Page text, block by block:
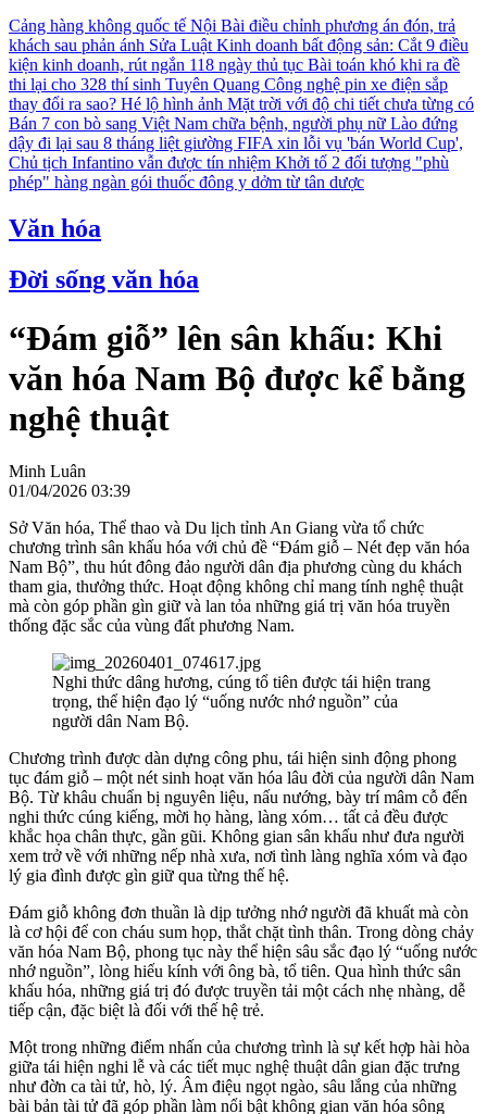
Cảng hàng không quốc tế Nội Bài điều chỉnh phương án đón, trả
khách sau phản ánh Sửa Luật Kinh doanh bất động sản: Cắt 9 điều
kiện kinh doanh, rút ngắn 118 ngày thủ tục Bài toán khó khi ra đề
thi lại cho 328 thí sinh Tuyên Quang Công nghệ pin xe điện sắp
thay đổi ra sao? Hé lộ hình ảnh Mặt trời với độ chi tiết chưa từng có
Bán 7 con bò sang Việt Nam chữa bệnh, người phụ nữ Lào đứng
dậy đi lại sau 8 tháng liệt giường FIFA xin lỗi vụ 'bán World Cup',
Chủ tịch Infantino vẫn được tín nhiệm Khởi tố 2 đối tượng "phù
phép" hàng ngàn gói thuốc đông y dởm từ tân dược
Văn hóa
Đời sống văn hóa
“Đám giỗ” lên sân khấu: Khi
văn hóa Nam Bộ được kể bằng
nghệ thuật
Minh Luân
01/04/2026 03:39
Sở Văn hóa, Thể thao và Du lịch tỉnh An Giang vừa tổ chức
chương trình sân khấu hóa với chủ đề “Đám giỗ – Nét đẹp văn hóa
Nam Bộ”, thu hút đông đảo người dân địa phương cùng du khách
tham gia, thưởng thức. Hoạt động không chỉ mang tính nghệ thuật
mà còn góp phần gìn giữ và lan tỏa những giá trị văn hóa truyền
thống đặc sắc của vùng đất phương Nam.
Nghi thức dâng hương, cúng tổ tiên được tái hiện trang
trọng, thể hiện đạo lý “uống nước nhớ nguồn” của
người dân Nam Bộ.
Chương trình được dàn dựng công phu, tái hiện sinh động phong
tục đám giỗ – một nét sinh hoạt văn hóa lâu đời của người dân Nam
Bộ. Từ khâu chuẩn bị nguyên liệu, nấu nướng, bày trí mâm cỗ đến
nghi thức cúng kiếng, mời họ hàng, làng xóm… tất cả đều được
khắc họa chân thực, gần gũi. Không gian sân khấu như đưa người
xem trở về với những nếp nhà xưa, nơi tình làng nghĩa xóm và đạo
lý gia đình được gìn giữ qua từng thế hệ.
Đám giỗ không đơn thuần là dịp tưởng nhớ người đã khuất mà còn
là cơ hội để con cháu sum họp, thắt chặt tình thân. Trong dòng chảy
văn hóa Nam Bộ, phong tục này thể hiện sâu sắc đạo lý “uống nước
nhớ nguồn”, lòng hiếu kính với ông bà, tổ tiên. Qua hình thức sân
khấu hóa, những giá trị đó được truyền tải một cách nhẹ nhàng, dễ
tiếp cận, đặc biệt là đối với thế hệ trẻ.
Một trong những điểm nhấn của chương trình là sự kết hợp hài hòa
giữa tái hiện nghi lễ và các tiết mục nghệ thuật dân gian đặc trưng
như đờn ca tài tử, hò, lý. Âm điệu ngọt ngào, sâu lắng của những
bài bản tài tử đã góp phần làm nổi bật không gian văn hóa sông